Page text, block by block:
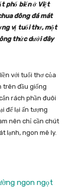
phổ biến ở Việt
đông đá mát
vị tuổi thơ, một
thức dưới đây
với tuổi thơ của
trên đầu giống
rách phần đuôi
để lại ấn tượng
nên chỉ cần chút
lạnh, ngon mê ly.
ngon ngọt